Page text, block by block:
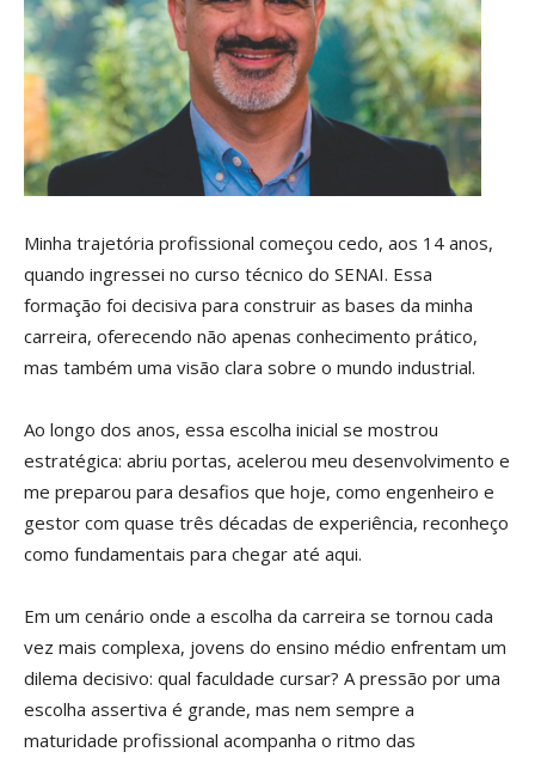
Minha trajetória profissional começou cedo, aos 14 anos,
quando ingressei no curso técnico do SENAI. Essa
formação foi decisiva para construir as bases da minha
carreira, oferecendo não apenas conhecimento prático,
mas também uma visão clara sobre o mundo industrial.
Ao longo dos anos, essa escolha inicial se mostrou
estratégica: abriu portas, acelerou meu desenvolvimento e
me preparou para desafios que hoje, como engenheiro e
gestor com quase três décadas de experiência, reconheço
como fundamentais para chegar até aqui.
Em um cenário onde a escolha da carreira se tornou cada
vez mais complexa, jovens do ensino médio enfrentam um
dilema decisivo: qual faculdade cursar? A pressão por uma
escolha assertiva é grande, mas nem sempre a
maturidade profissional acompanha o ritmo das